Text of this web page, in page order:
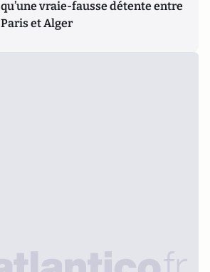
qu’une vraie-fausse détente entre
Paris et Alger